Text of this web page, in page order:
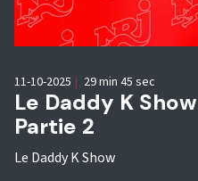
Le Daddy K
Partie 2
Le Daddy K Show
11-10-2025 | 29 min 45 sec